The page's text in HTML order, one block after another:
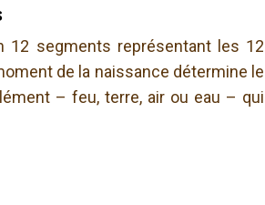
12 segments représentant les 12
de la naissance détermine le
– feu, terre, air ou eau – qui